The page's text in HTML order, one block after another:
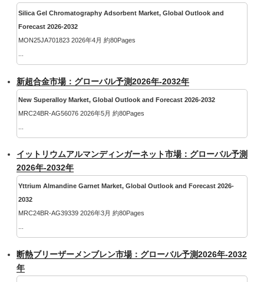
Silica Gel Chromatography Adsorbent Market, Global Outlook and
Forecast 2026-2032
MON25JA701823 2026年4月 約80Pages
新超合金市場：グローバル予測2026年-2032年
New Superalloy Market, Global Outlook and Forecast 2026-2032
MRC24BR-AG56076 2026年5月 約80Pages
イットリウムアルマンディンガーネット市場：グローバル予測
2026年-2032年
Yttrium Almandine Garnet Market, Global Outlook and Forecast 2026-
2032
MRC24BR-AG39339 2026年3月 約80Pages
断熱ブリーザーメンブレン市場：グローバル予測2026年-2032
年